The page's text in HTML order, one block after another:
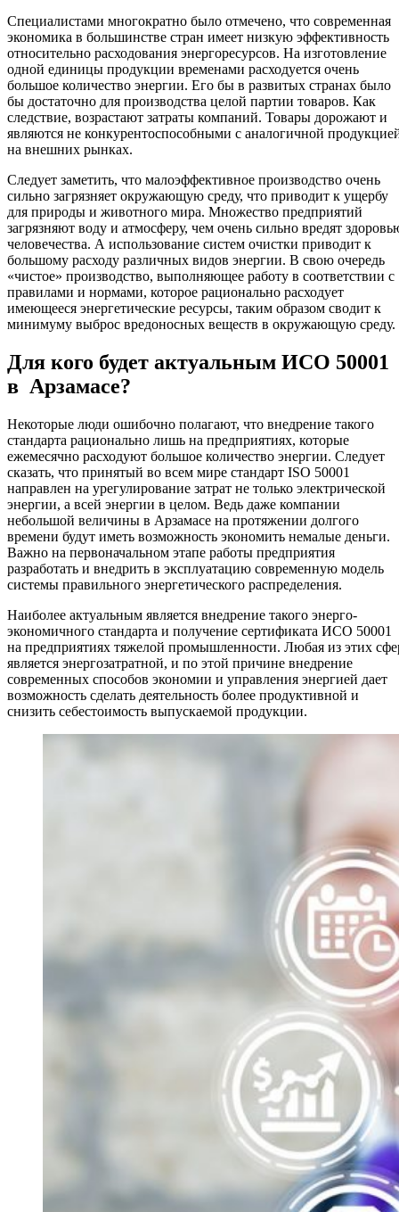
Специалистами многократно было отмечено, что современная
экономика в большинстве стран имеет низкую эффективность
относительно расходования энергоресурсов. На изготовление
одной единицы продукции временами расходуется очень
большое количество энергии. Его бы в развитых странах было
бы достаточно для производства целой партии товаров. Как
следствие, возрастают затраты компаний. Товары дорожают и
являются не конкурентоспособными с аналогичной
на внешних рынках.
Следует заметить, что малоэффективное производство очень
сильно загрязняет окружающую среду, что приводит к ущербу
для природы и животного мира. Множество предприятий
загрязняют воду и атмосферу, чем очень сильно вредят
человечества. А использование систем очистки приводит к
большому расходу различных видов энергии. В свою очередь
«чистое» производство, выполняющее работу в соответствии с
правилами и нормами, которое рационально расходует
имеющееся энергетические ресурсы, таким образом сводит к
минимуму выброс вредоносных веществ в окружающую среду.
Для кого будет актуальным ИСО 50001
в Арзамасе?
Некоторые люди ошибочно полагают, что внедрение такого
стандарта рационально лишь на предприятиях, которые
ежемесячно расходуют большое количество энергии. Следует
сказать, что принятый во всем мире стандарт ISO 50001
направлен на урегулирование затрат не только электрической
энергии, а всей энергии в целом. Ведь даже компании
небольшой величины в Арзамасе на протяжении долгого
времени будут иметь возможность экономить немалые деньги.
Важно на первоначальном этапе работы предприятия
разработать и внедрить в эксплуатацию современную модель
системы правильного энергетического распределения.
Наиболее актуальным является внедрение такого энерго-
экономичного стандарта и получение сертификата ИСО 50001
на предприятиях тяжелой промышленности. Любая из этих
является энергозатратной, и по этой причине внедрение
современных способов экономии и управления энергией дает
возможность сделать деятельность более продуктивной и
снизить себестоимость выпускаемой продукции.